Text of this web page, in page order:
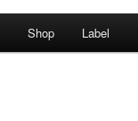
Shop Label